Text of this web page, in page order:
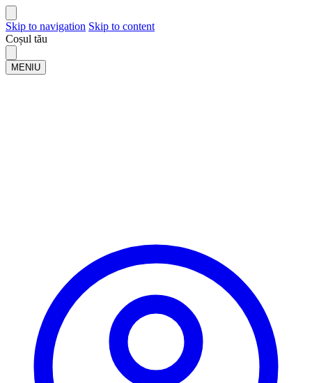
Skip to navigation Skip to content
Coșul tău
MENIU